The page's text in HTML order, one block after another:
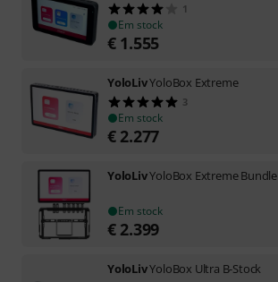
1
Em stock
€ 1.555
YoloLivYoloBox Extreme
3
Em stock
€ 2.277
YoloLivYoloBox Extreme Bundle
Em stock
€ 2.399
YoloLivYoloBox Ultra B-Stock